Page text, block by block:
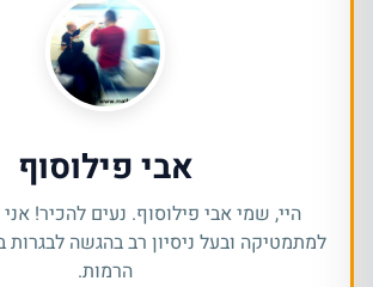
אבי פילוסוף
היי, שמי אבי פילוסוף. נעים להכיר!
למתמטיקה ובעל ניסיון רב בהגשה
הרמות.